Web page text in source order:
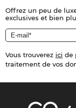
Offrez un peu de
exclusives et bien
Vous trouverez ici de
traitement de vos